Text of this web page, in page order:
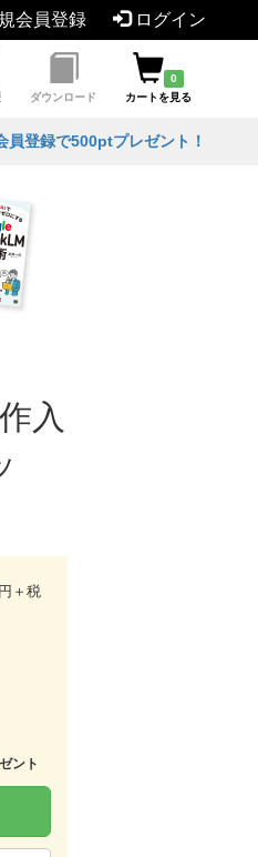
会員登録 ログイン
ダウンロード
0
カートを見る
員登録で500ptプレゼント！
入
＋税
ント